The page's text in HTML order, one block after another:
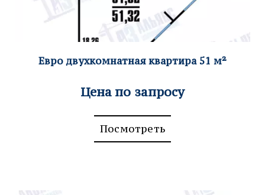
Евро двухкомнатная квартира 51 м²
Цена по запросу
Посмотреть